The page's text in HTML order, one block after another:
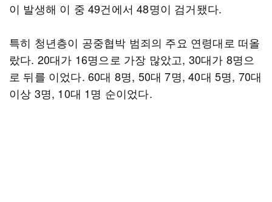
이 발생해 이 중 49건에서 48명이 검거됐다.
특히 청년층이 공중협박 범죄의 주요 연령대로 떠올
랐다. 20대가 16명으로 가장 많았고, 30대가 8명으
로 뒤를 이었다. 60대 8명, 50대 7명, 40대 5명, 70대
이상 3명, 10대 1명 순이었다.